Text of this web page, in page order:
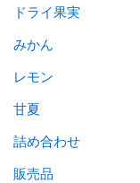
ドライ果実
みかん
レモン
甘夏
詰め合わせ
販売品